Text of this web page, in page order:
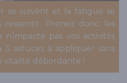
se suivent et la fatigue se
Prenez donc les
pas vos activités
3 astuces à appliquer sans
vitalité débordante !